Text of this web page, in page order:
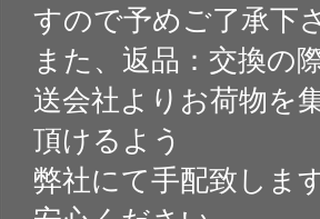
すので予めご了承下
また、返品：交換の
送会社よりお荷物を
頂けるよう
弊社にて手配致しま